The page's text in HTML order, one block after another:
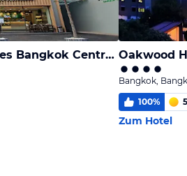
Holiday Inn Express &Suites Bangkok Central Pier
Bangkok,
100%
Zum Hotel